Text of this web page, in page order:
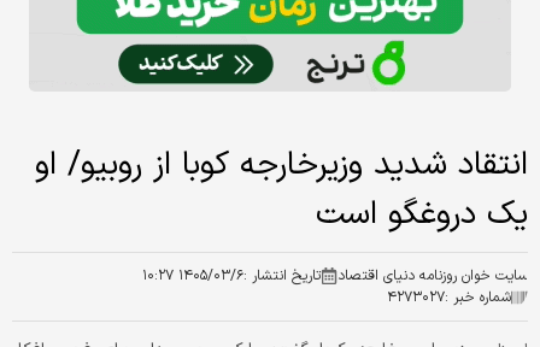
انتقاد شدید وزیرخارجه کوبا از روبیو/ او
یک دروغگو است
سایت خوان روزنامه دنیای اقتصاد تاریخ انتشار :۱۴۰۵/۰۳/۶ ۱۰:۲۷
شماره خبر :۴۲۷۳۰۲۷